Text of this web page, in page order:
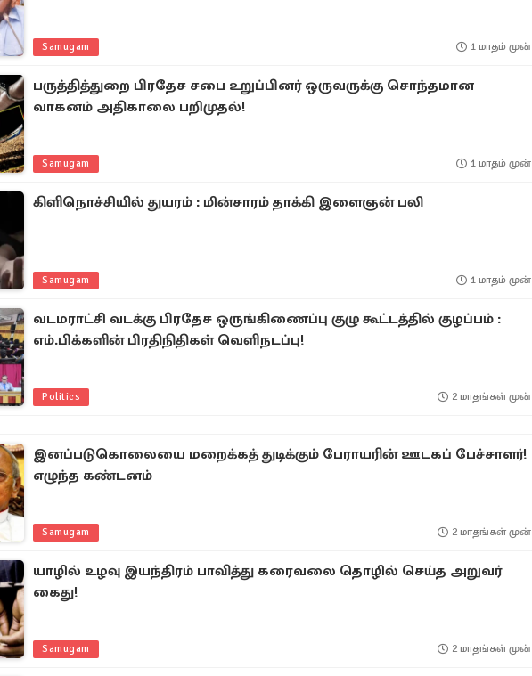
Samugam 1 மாதம் முன்
பருத்தித்துறை பிரதேச சபை உறுப்பினர் ஒருவருக்கு சொந்தமான
வாகனம் அதிகாலை பறிமுதல்!
Samugam 1 மாதம் முன்
கிளிநொச்சியில் துயரம் : மின்சாரம் தாக்கி இளைஞன் பலி
Samugam 1 மாதம் முன்
வடமராட்சி வடக்கு பிரதேச ஒருங்கிணைப்பு குழு கூட்டத்தில் குழப்பம் :
எம்.பிக்களின் பிரதிநிதிகள் வெளிநடப்பு!
Politics 2 மாதங்கள் முன்
இனப்படுகொலையை மறைக்கத் துடிக்கும் பேராயரின் ஊடகப் பேச்சாளர்!
எழுந்த கண்டனம்
Samugam 2 மாதங்கள் முன்
யாழில் உழவு இயந்திரம் பாவித்து கரைவலை தொழில் செய்த அறுவர்
கைது!
Samugam 2 மாதங்கள் முன்